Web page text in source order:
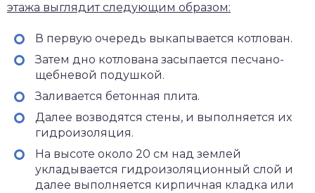
этажа выглядит следующим образом:
В первую очередь выкапывается котлован.
Затем дно котлована засыпается песчано-
щебневой подушкой.
Заливается бетонная плита.
Далее возводятся стены, и выполняется их
гидроизоляция.
На высоте около 20 см над землей
укладывается гидроизоляционный слой и
далее выполняется кирпичная кладка или